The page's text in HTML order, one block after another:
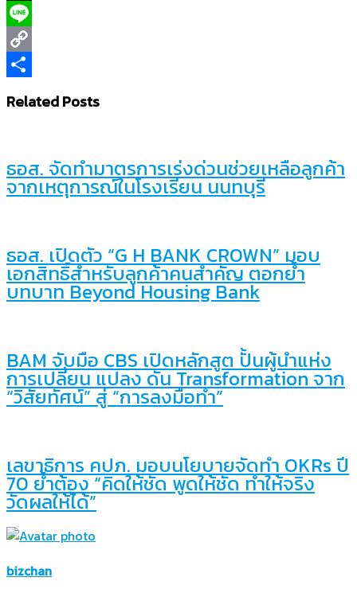
X
Line
Copy
Related Posts
ธอส. จัดทำมาตรการเร่งด่วนช่วยเหลือลูกค้า
จากเหตุการณ์ในโรงเรียน นนทบุรี
ธอส. เปิดตัว “G H BANK CROWN” มอบ
เอกสิทธิ์สำหรับลูกค้าคนสำคัญ ตอกย้ำ
บทบาท Beyond Housing Bank
BAM จับมือ CBS เปิดหลักสูต ปั้นผู้นำแห่ง
การเปลี่ยน แปลง ดัน Transformation จาก
“วิสัยทัศน์” สู่ “การลงมือทำ”
เลขาธิการ คปภ. มอบนโยบายจัดทำ OKRs ปี
70 ย้ำต้อง “คิดให้ชัด พูดให้ชัด ทำให้จริง
วัดผลให้ได้”
bizchan